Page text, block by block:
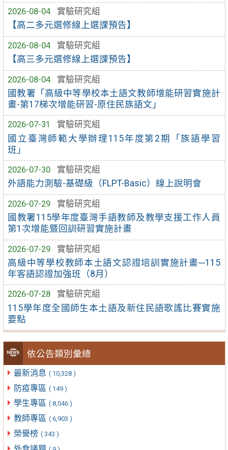
2026-08-04
實驗研究組
【高二多元選修線上選課預告】
2026-08-04
實驗研究組
【高三多元選修線上選課預告】
2026-08-04
實驗研究組
國教署「高級中等學校本土語文教師增能研習實施計
畫-第17梯次增能研習-原住民族語文」
2026-07-31
實驗研究組
國立臺灣師範大學辦理115年度第2期「族語學習
班」
2026-07-30
實驗研究組
外語能力測驗-基礎級（FLPT-Basic）線上說明會
2026-07-29
實驗研究組
國教署115學年度臺灣手語教師及教學支援工作人員
第1次增能暨回訓研習實施計畫
2026-07-29
實驗研究組
高級中等學校教師本土語文認證培訓實施計畫─115
年客語認證加強班（8月）
2026-07-28
實驗研究組
115學年度全國師生本土語及新住民語歌謠比賽實施
要點
依公告類別彙總
最新消息 ( 10,328 )
防疫專區 ( 149 )
學生專區 ( 8,046 )
教師專區 ( 6,903 )
榮譽榜 ( 343 )